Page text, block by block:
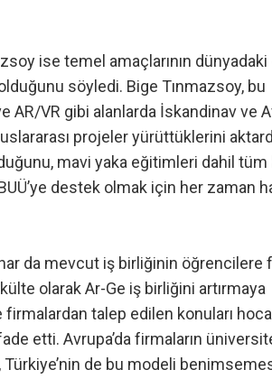
ise temel amaçlarının dünyadaki
söyledi. Bige Tınmazsoy, bu
AR/VR gibi alanlarda İskandinav ve
projeler yürüttüklerini
mavi yaka eğitimleri dahil tüm
destek olmak için her zaman
da mevcut iş birliğinin öğrencilere
olarak Ar-Ge iş birliğini artırmaya
firmalardan talep edilen konuları
etti. Avrupa’da firmaların
de bu modeli